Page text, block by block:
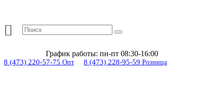
График работы: пн-пт 08:30-16:00
8 (473) 220-57-75 Опт 8 (473) 228-95-59 Розница